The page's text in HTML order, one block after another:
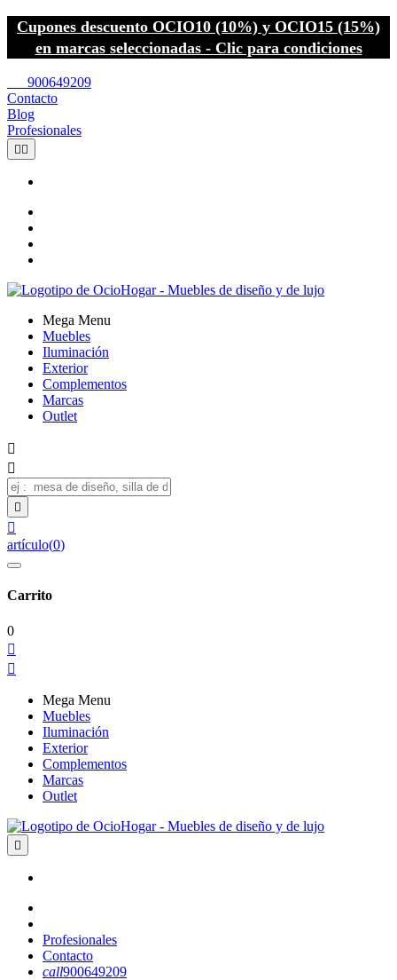
Cupones descuento OCIO10 (10%) y OCIO15 (15%)
en marcas seleccionadas - Clic para condiciones
900649209
Contacto
Blog
Profesionales
 
Mega Menu
Muebles
Iluminación
Exterior
Complementos
Marcas
Outlet




artículo(0)
Carrito
0


Mega Menu
Muebles
Iluminación
Exterior
Complementos
Marcas
Outlet

Profesionales
Contacto
call900649209